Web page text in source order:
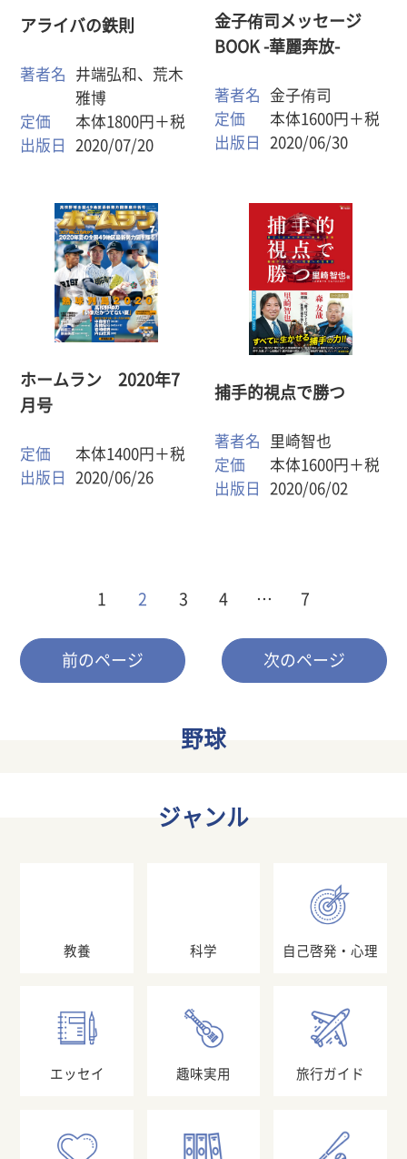
野球
ジャンル
教養 科学 自己啓発・心理
エッセイ 趣味実用 旅行ガイド
アライバの鉄則
著者名
井端弘和、荒木
雅博
定価
本体1800円＋税
出版日
2020/07/20
金子侑司メッセージ
BOOK -華麗奔放-
著者名
金子侑司
定価
本体1600円＋税
出版日
2020/06/30
ホームラン 2020年7
月号
定価
本体1400円＋税
出版日
2020/06/26
捕手的視点で勝つ
著者名
里崎智也
定価
本体1600円＋税
出版日
2020/06/02
前のページ
1 2 3 4 … 7
次のページ